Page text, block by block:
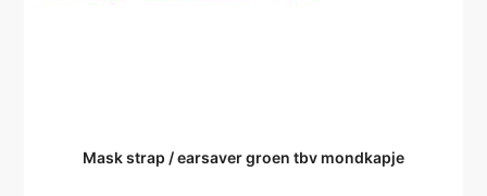
Mask strap / earsaver groen tbv mondkapje